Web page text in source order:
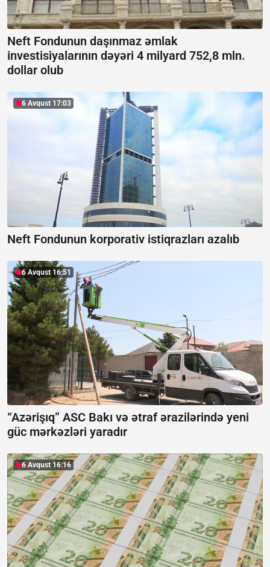
Neft Fondunun daşınmaz əmlak
investisiyalarının dəyəri 4 milyard 752,8 mln.
dollar olub
6 Avqust 17:03
Neft Fondunun korporativ istiqrazları azalıb
6 Avqust 16:51
“Azərişıq” ASC Bakı və ətraf ərazilərində yeni
güc mərkəzləri yaradır
6 Avqust 16:16